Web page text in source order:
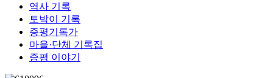
역사 기록
토박이 기록
증평기록가
마을·단체 기록집
증평 이야기